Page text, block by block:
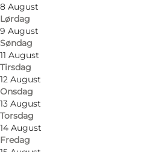
8 August
Lørdag
9 August
Søndag
11 August
Tirsdag
12 August
Onsdag
13 August
Torsdag
14 August
Fredag